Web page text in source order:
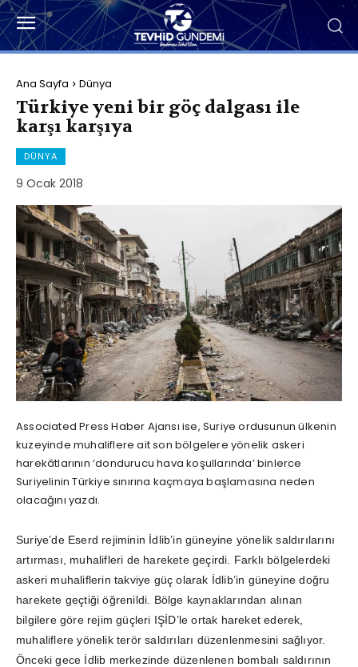
Ana Sayfa Dünya
Türkiye yeni bir göç dalgası ile
karşı karşıya
DÜNYA
9 Ocak 2018
Associated Press Haber Ajansı ise, Suriye ordusunun ülkenin
kuzeyinde muhaliflere ait son bölgelere yönelik askeri
harekâtlarının ‘dondurucu hava koşullarında’ binlerce
Suriyelinin Türkiye sınırına kaçmaya başlamasına neden
olacağını yazdı.
Suriye’de Eserd rejiminin İdlib’in güneyine yönelik saldırılarını
artırması, muhalifleri de harekete geçirdi. Farklı bölgelerdeki
askeri muhaliflerin takviye güç olarak İdlib’in güneyine doğru
harekete geçtiği öğrenildi. Bölge kaynaklarından alınan
bilgilere göre rejim güçleri IŞİD’le ortak hareket ederek,
muhaliflere yönelik terör saldırıları düzenlenmesini sağlıyor.
Önceki gece İdlib merkezinde düzenlenen bombalı saldırının